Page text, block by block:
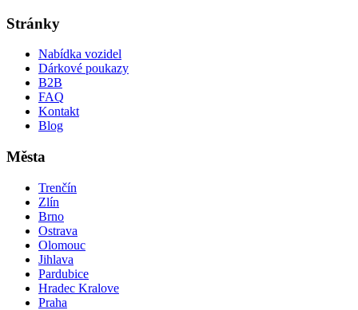
Stránky
Nabídka vozidel
Dárkové poukazy
B2B
FAQ
Kontakt
Blog
Města
Trenčín
Zlín
Brno
Ostrava
Olomouc
Jihlava
Pardubice
Hradec Kralove
Praha